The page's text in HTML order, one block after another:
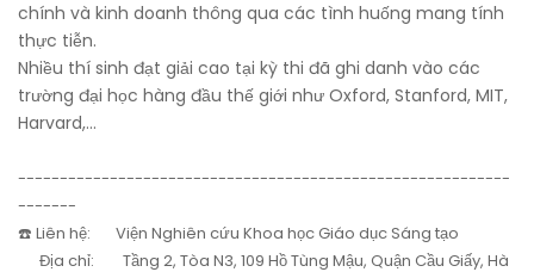
chính và kinh doanh thông qua các tình huống mang tính
thực tiễn.
Nhiều thí sinh đạt giải cao tại kỳ thi đã ghi danh vào các
trường đại học hàng đầu thế giới như Oxford, Stanford, MIT,
Harvard,...
-----------------------------------------------------------
-------
☎️ Liên hệ: Viện Nghiên cứu Khoa học Giáo dục Sáng tạo
Địa chỉ: Tầng 2, Tòa N3, 109 Hồ Tùng Mậu, Quận Cầu Giấy, Hà